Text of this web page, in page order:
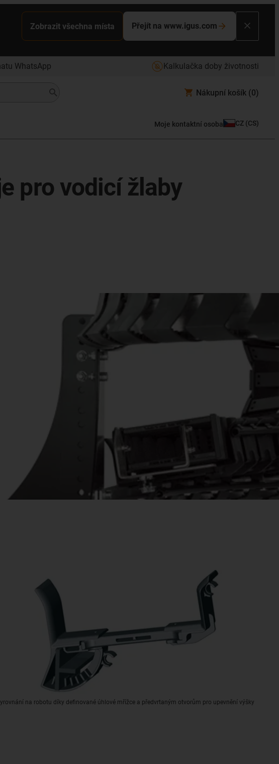
Zobrazit všechna místa Přejít na www.igus.com
WhatsApp Kalkulačka doby životnosti
Nákupní košík (0)
Moje kontaktní osoba CZ (CS)
pro vodicí žlaby
na robotu díky definované úhlové mřížce a předvrtaným otvorům pro upevnění výšky